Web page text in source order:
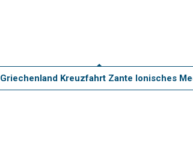
Griechenland Kreuzfahrt Zante Ionisches